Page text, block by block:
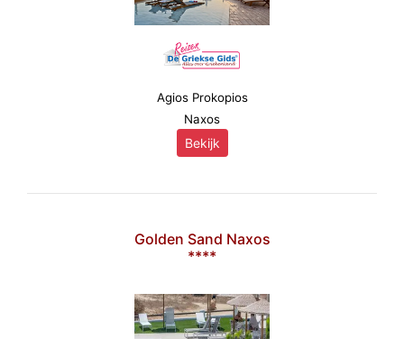
Agios Prokopios
Naxos
Bekijk
Golden Sand Naxos
****